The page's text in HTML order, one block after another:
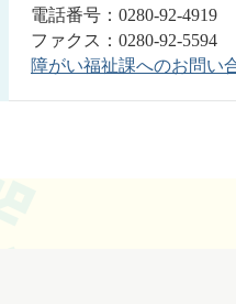
電話番号：0280-92-4919
ファクス：0280-92-5594
障がい福祉課へのお問い